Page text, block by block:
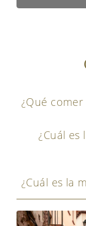
¿Qué comer
¿Cuál
¿Cuál es la